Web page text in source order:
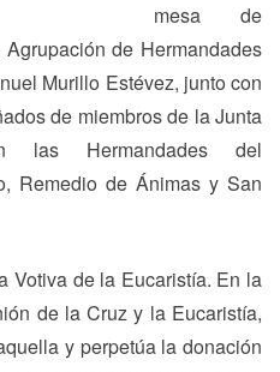
mesa de
de Hermandades
Murillo Estévez, junto con
de miembros de la Junta
las Hermandades del
Remedio de Ánimas y San
Votiva de la Eucaristía. En la
de la Cruz y la Eucaristía,
y perpetúa la donación